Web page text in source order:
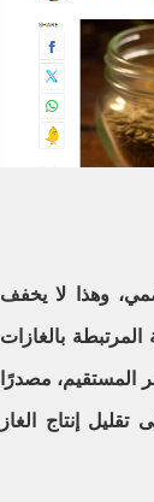
وهذا لا يخفف
بالغازات
المستقيم، مصدرًا
إنتاج الغاز